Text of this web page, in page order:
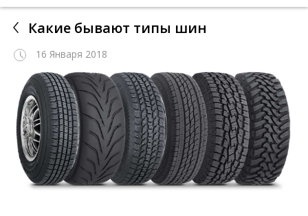
Какие бывают типы шин
16 Января 2018